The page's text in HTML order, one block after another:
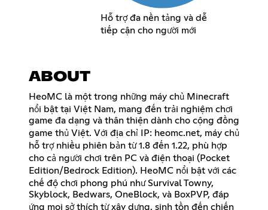
Hỗ trợ đa nền tảng và dễ
tiếp cận cho người mới
ABOUT
HeoMC là một trong những máy chủ Minecraft
nổi bật tại Việt Nam, mang đến trải nghiệm chơi
game đa dạng và thân thiện dành cho cộng đồng
game thủ Việt. Với địa chỉ IP: heomc.net, máy chủ
hỗ trợ nhiều phiên bản từ 1.8 đến 1.22, phù hợp
cho cả người chơi trên PC và điện thoại (Pocket
Edition/Bedrock Edition). HeoMC nổi bật với các
chế độ chơi phong phú như Survival Towny,
Skyblock, Bedwars, OneBlock, và BoxPVP, đáp
ứng mọi sở thích từ xây dựng, sinh tồn đến chiến